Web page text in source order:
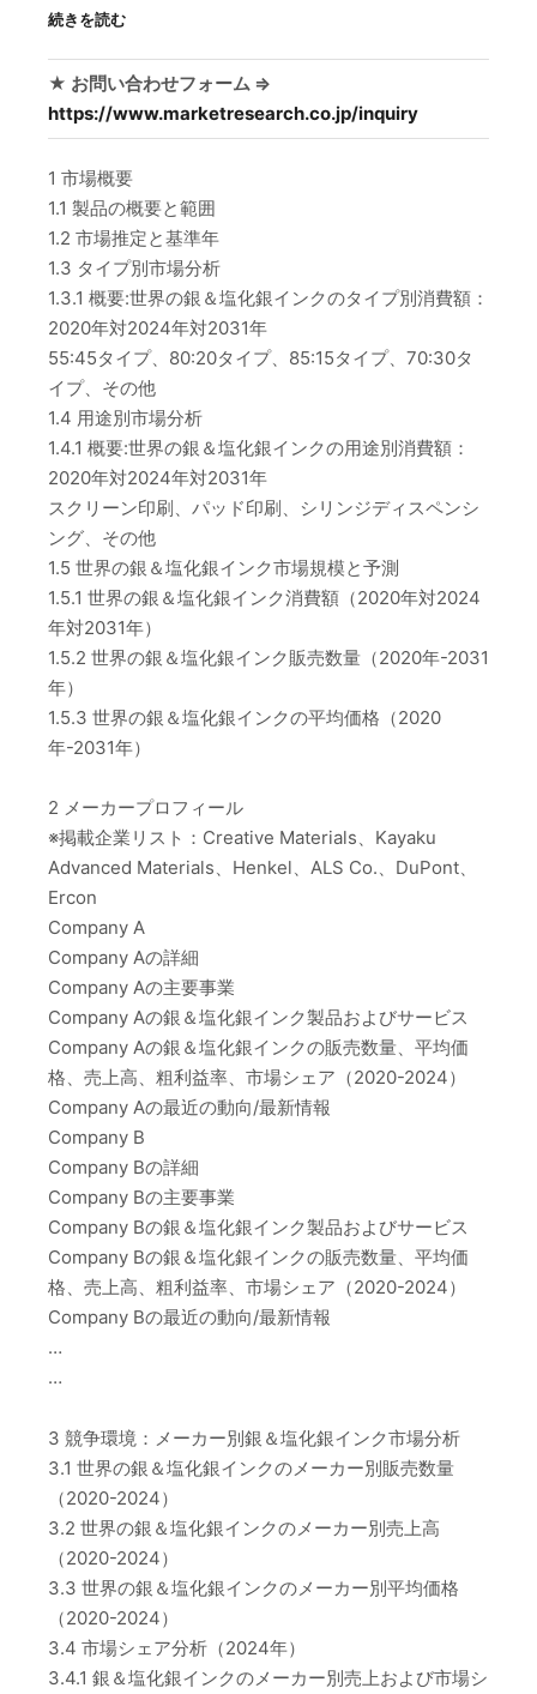
続きを読む
★ お問い合わせフォーム ⇒
https://www.marketresearch.co.jp/inquiry
1 市場概要
1.1 製品の概要と範囲
1.2 市場推定と基準年
1.3 タイプ別市場分析
1.3.1 概要:世界の銀＆塩化銀インクのタイプ別消費額：
2020年対2024年対2031年
55:45タイプ、80:20タイプ、85:15タイプ、70:30タ
イプ、その他
1.4 用途別市場分析
1.4.1 概要:世界の銀＆塩化銀インクの用途別消費額：
2020年対2024年対2031年
スクリーン印刷、パッド印刷、シリンジディスペンシ
ング、その他
1.5 世界の銀＆塩化銀インク市場規模と予測
1.5.1 世界の銀＆塩化銀インク消費額（2020年対2024
年対2031年）
1.5.2 世界の銀＆塩化銀インク販売数量（2020年-2031
年）
1.5.3 世界の銀＆塩化銀インクの平均価格（2020
年-2031年）
2 メーカープロフィール
※掲載企業リスト：Creative Materials、Kayaku
Advanced Materials、Henkel、ALS Co.、DuPont、
Ercon
Company A
Company Aの詳細
Company Aの主要事業
Company Aの銀＆塩化銀インク製品およびサービス
Company Aの銀＆塩化銀インクの販売数量、平均価
格、売上高、粗利益率、市場シェア（2020-2024）
Company Aの最近の動向/最新情報
Company B
Company Bの詳細
Company Bの主要事業
Company Bの銀＆塩化銀インク製品およびサービス
Company Bの銀＆塩化銀インクの販売数量、平均価
格、売上高、粗利益率、市場シェア（2020-2024）
Company Bの最近の動向/最新情報
…
…
3 競争環境：メーカー別銀＆塩化銀インク市場分析
3.1 世界の銀＆塩化銀インクのメーカー別販売数量
（2020-2024）
3.2 世界の銀＆塩化銀インクのメーカー別売上高
（2020-2024）
3.3 世界の銀＆塩化銀インクのメーカー別平均価格
（2020-2024）
3.4 市場シェア分析（2024年）
3.4.1 銀＆塩化銀インクのメーカー別売上および市場シ